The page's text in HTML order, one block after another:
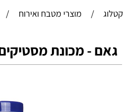
/ מוצרי מטבח ואירוח /
- מכונת מסטיקים/